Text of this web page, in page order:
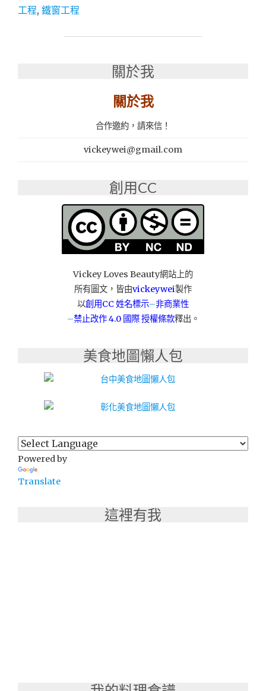
梓
工程, 鐵窗工程
關於我
關於我
合作邀約，請來信！
vickeywei@gmail.com
創用CC
Vickey Loves Beauty網站上的
所有圖文，皆由vickeywei製作
以創用CC 姓名標示–非商業性
–禁止改作4.0 國際 授權條款釋出。
美食地圖懶人包
Powered by
Translate
這裡有我